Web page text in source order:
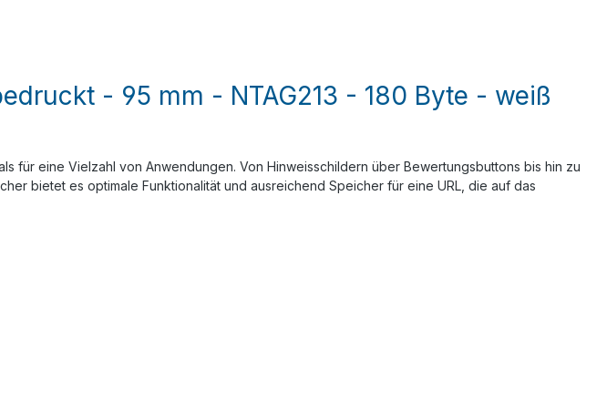
- 95 mm - NTAG213 - 180 Byte - weiß
für eine Vielzahl von Anwendungen. Von Hinweisschildern über Bewertungsbuttons bis hin zu
bietet es optimale Funktionalität und ausreichend Speicher für eine URL, die auf das